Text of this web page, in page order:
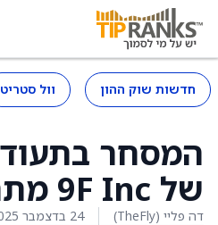
חדשות שוק ההון וול סטריט
של 9F Inc מתחדש
דה פליי (TheFly) 24 בדצמבר 2025